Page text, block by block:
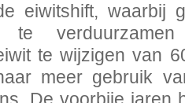
eiwitshift, waarbij
te
te wijzigen van
meer gebruik